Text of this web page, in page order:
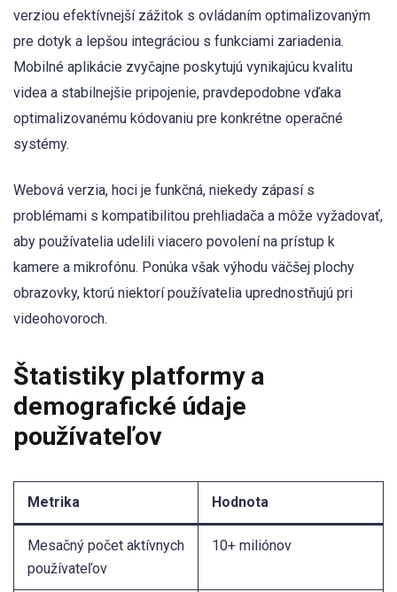
verziou efektívnejší zážitok s ovládaním optimalizovaným
pre dotyk a lepšou integráciou s funkciami zariadenia.
Mobilné aplikácie zvyčajne poskytujú vynikajúcu kvalitu
videa a stabilnejšie pripojenie, pravdepodobne vďaka
optimalizovanému kódovaniu pre konkrétne operačné
systémy.
Webová verzia, hoci je funkčná, niekedy zápasí s
problémami s kompatibilitou prehliadača a môže vyžadovať,
aby používatelia udelili viacero povolení na prístup k
kamere a mikrofónu. Ponúka však výhodu väčšej plochy
obrazovky, ktorú niektorí používatelia uprednostňujú pri
videohovoroch.
Štatistiky platformy a
demografické údaje
používateľov
Metrika Hodnota
Mesačný počet aktívnych
používateľov
10+ miliónov